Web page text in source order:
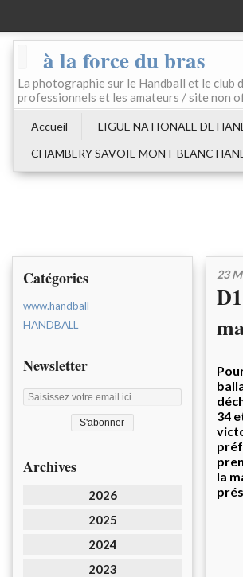
à la force du bras
La photographie sur le Handball et le club
professionnels et les amateurs / site non
Accueil LIGUE NATIONALE DE
CHAMBERY SAVOIE MONT-BLANC
Catégories
www.handball
HANDBALL
Newsletter
Archives
2026
2025
2024
2023
23
34
la